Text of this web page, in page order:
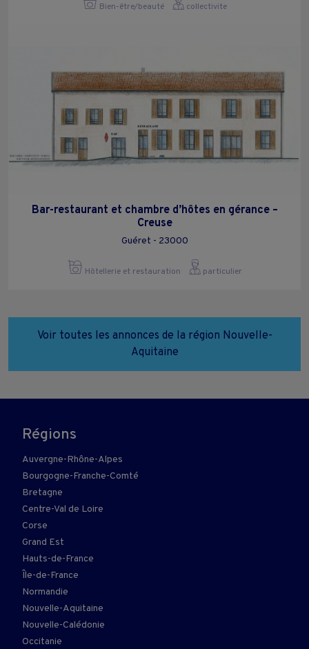
Bien-être/beauté collectivite
Bar-restaurant et chambre d’hôtes en gérance –
Creuse
Guéret - 23000
Hôtellerie et restauration particulier
Voir toutes les annonces de la région Nouvelle-
Aquitaine
Régions
Auvergne-Rhône-Alpes
Bourgogne-Franche-Comté
Bretagne
Centre-Val de Loire
Corse
Grand Est
Hauts-de-France
Île-de-France
Normandie
Nouvelle-Aquitaine
Nouvelle-Calédonie
Occitanie